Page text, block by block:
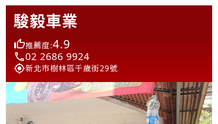
駿毅車業
推薦度:4.9
02 2686 9924
新北市樹林區千歲街29號